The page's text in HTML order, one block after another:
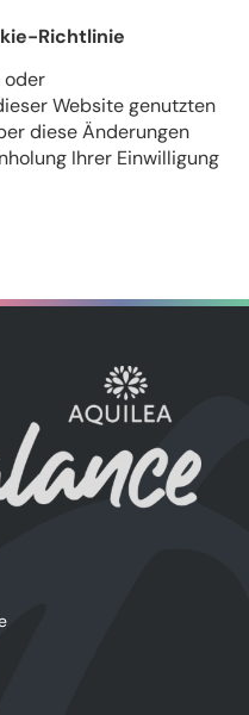
Richtlinie
oder
Website genutzten
diese Änderungen
Ihrer Einwilligung